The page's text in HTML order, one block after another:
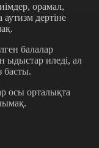
орамал,
дертіне
балалар
ыдыстар иледі, ал
басты.
осы орталықта